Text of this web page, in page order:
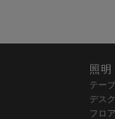
照明
テー
デス
フロ